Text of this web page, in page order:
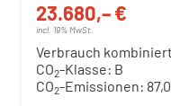
23.680,– €
incl. 19% MwSt.
Verbrauch
CO2-Klasse: B
CO2-Emissionen: